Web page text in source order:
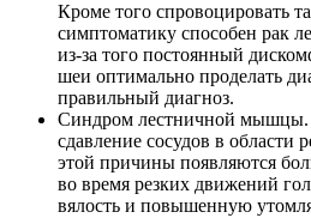
Кроме того спровоцировать
симптоматику способен рак
из-за того постоянный
шеи оптимально проделать
правильный диагноз.
Синдром лестничной мышцы.
сдавление сосудов в области
этой причины появляются
во время резких движений
вялость и повышенную